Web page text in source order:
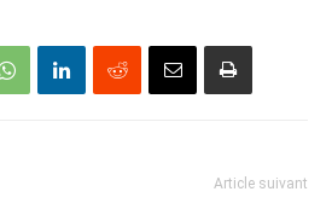
Article suivant